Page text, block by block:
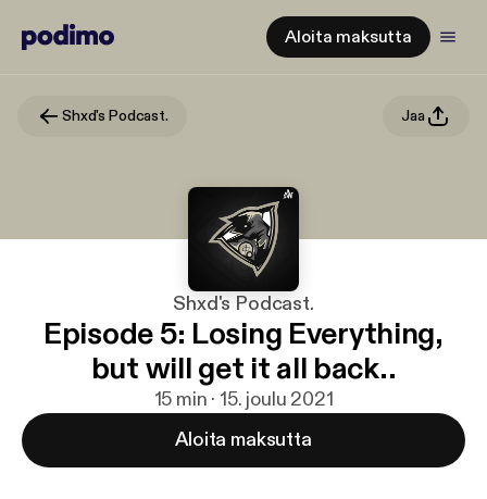
Aloita maksutta
Shxd's Podcast. Jaa
Shxd's Podcast.
Episode 5: Losing Everything,
but will get it all back..
15 min · 15. joulu 2021
Aloita maksutta